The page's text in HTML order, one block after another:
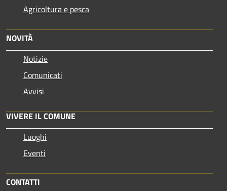
Agricoltura e pesca
NOVITÀ
Notizie
Comunicati
Avvisi
VIVERE IL COMUNE
Luoghi
Eventi
CONTATTI